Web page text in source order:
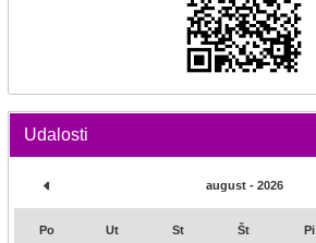
Udalosti
august - 2026
Po Ut St Št Pi